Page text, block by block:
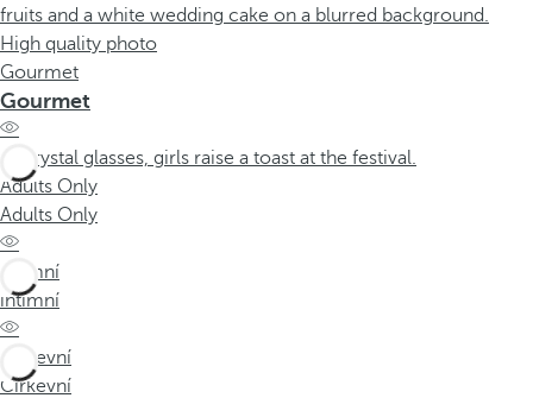
Gourmet
Gourmet
Adults Only
Adults Only
intimní
intimní
Církevní
Církevní